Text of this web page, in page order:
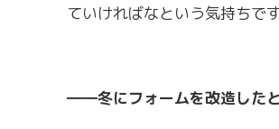
ていければなという気持ちです
――冬にフォームを改造した